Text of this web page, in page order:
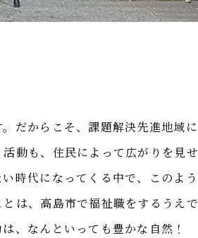
だからこそ、課題解決先進地域に
動も、住民によって広がりを見せ
時代になってくる中で、このよう
は、高島市で福祉職をするうえで
、なんといっても豊かな自然！